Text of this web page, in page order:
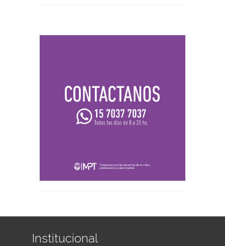
Institucional